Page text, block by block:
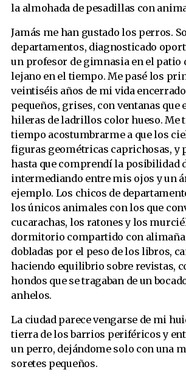
la almohada de pesadillas con
Jamás me han gustado los perros.
departamentos, diagnosticado
un profesor de gimnasia en el patio
lejano en el tiempo. Me pasé los
veintiséis años de mi vida
pequeños, grises, con ventanas que
hileras de ladrillos color hueso. Me
tiempo acostumbrarme a que los
figuras geométricas caprichosas, y
hasta que comprendí la posibilidad
intermediando entre mis ojos y un
ejemplo. Los chicos de
los únicos animales con los que
cucarachas, los ratones y los
dormitorio compartido con
dobladas por el peso de los libros,
haciendo equilibrio sobre revistas,
hondos que se tragaban de un
anhelos.
La ciudad parece vengarse de mi
tierra de los barrios periféricos y
un perro, dejándome solo con una
soretes pequeños.